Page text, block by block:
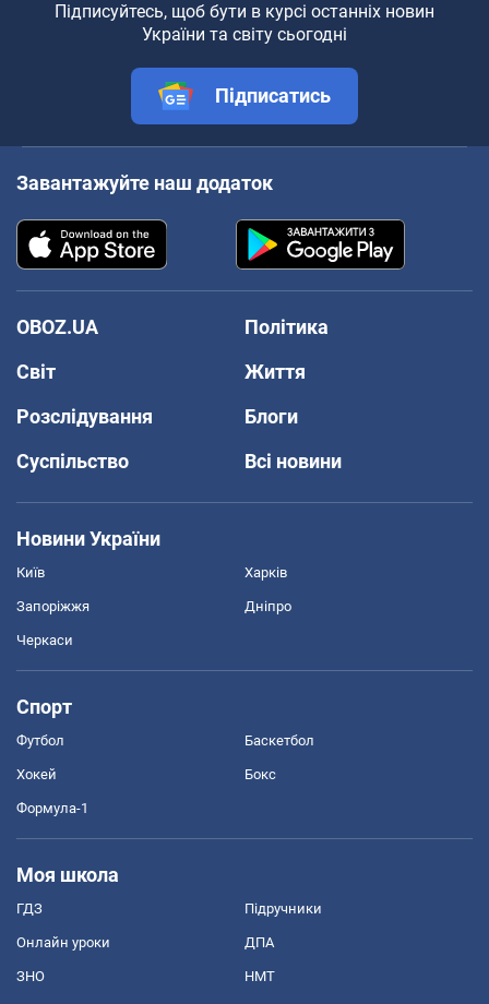
Підписуйтесь, щоб бути в курсі останніх новин
України та світу сьогодні
Підписатись
Завантажуйте наш додаток
OBOZ.UA
Політика
Світ
Життя
Розслідування
Блоги
Суспільство
Всі новини
Новини України
Київ Харків
Запоріжжя Дніпро
Черкаси
Спорт
Футбол Баскетбол
Хокей Бокс
Формула-1
Моя школа
ГДЗ Підручники
Онлайн уроки ДПА
ЗНО НМТ